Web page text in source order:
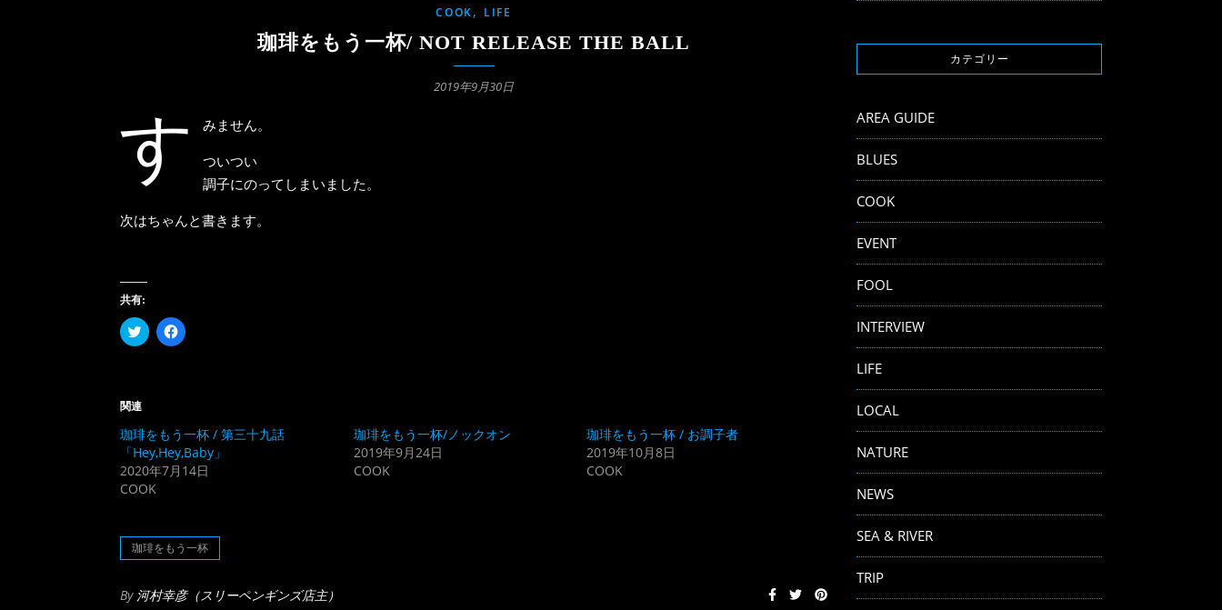
COOK, LIFE
珈琲をもう一杯/ NOT RELEASE THE BALL
2019年9月30日
す
みません。
ついつい
調子にのってしまいました。
次はちゃんと書きます。
共有:
ク
リ
有
(新
し
い
ウ
ィ
で
開
き
す)
Facebook
で
リ
ッ
ク
し
(新
し
い
ィ
ン
関連
珈琲をもう一杯 / 第三十九話
「Hey,Hey,Baby」
2020年7月14日
COOK
珈琲をもう一杯/ノックオン
2019年9月24日
COOK
珈琲をもう一杯 / お調子者
2019年10月8日
COOK
珈琲をもう一杯
By 河村幸彦（スリーペンギンズ店主）
カテゴリー
AREA GUIDE
BLUES
COOK
EVENT
FOOL
INTERVIEW
LIFE
LOCAL
NATURE
NEWS
SEA & RIVER
TRIP